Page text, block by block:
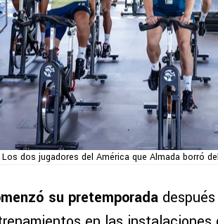
Los dos jugadores del América que Almada borró
su pretemporada